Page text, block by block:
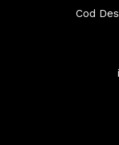
Cod